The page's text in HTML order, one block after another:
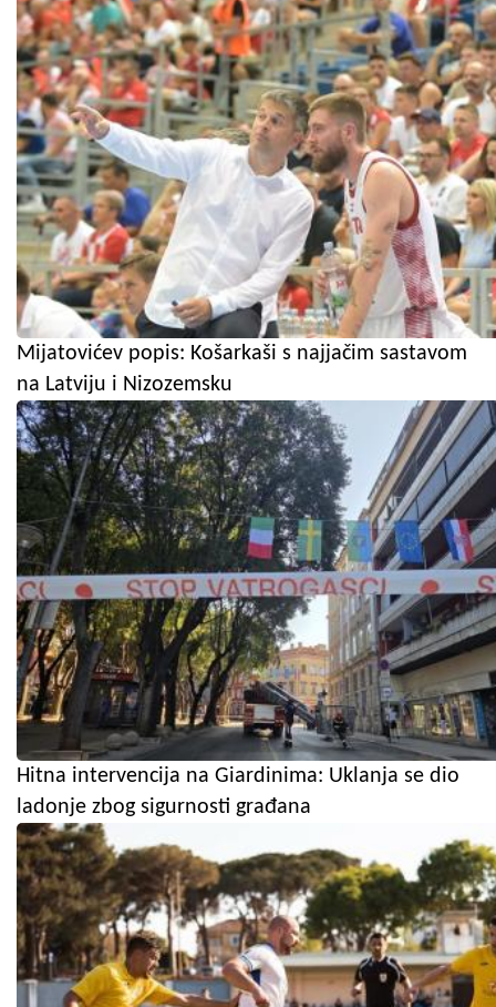
Mijatovićev popis: Košarkaši s najjačim sastavom
na Latviju i Nizozemsku
Hitna intervencija na Giardinima: Uklanja se dio
ladonje zbog sigurnosti građana